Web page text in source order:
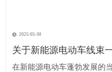
2025-05-30
关于新能源电动车线束
在新能源电动车蓬勃发展的